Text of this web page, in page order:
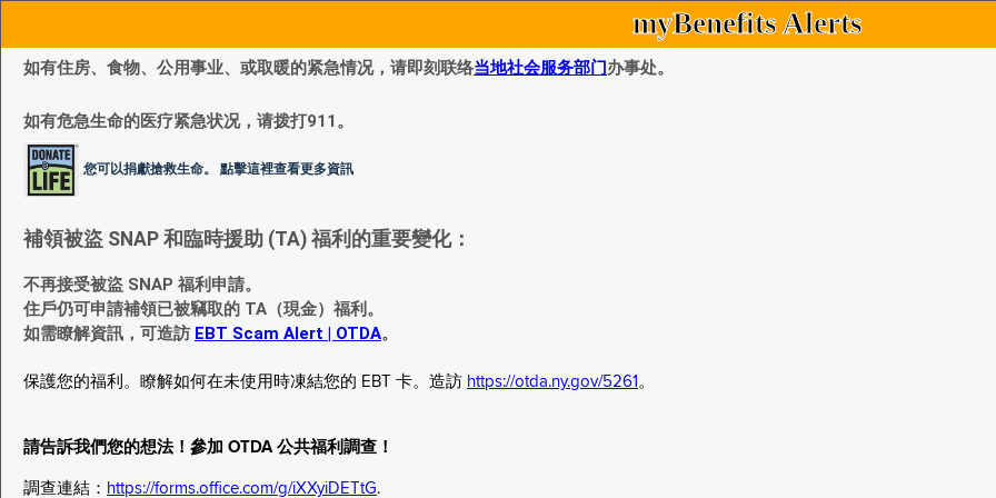
myBenefits Alerts
如有住房、食物、公用事业、或取暖的紧急情况，请即刻联络当地社会服务部门办事处。
如有危急生命的医疗紧急状况，请拨打911。
您可以捐獻搶救生命。 點擊這裡查看更多資訊
補領被盜 SNAP 和臨時援助 (TA) 福利的重要變化：
不再接受被盜 SNAP 福利申請。
住戶仍可申請補領已被竊取的 TA（現金）福利。
如需瞭解資訊，可造訪 EBT Scam Alert | OTDA。
保護您的福利。瞭解如何在未使用時凍結您的 EBT 卡。造訪 https://otda.ny.gov/5261 。
請告訴我們您的想法！參加 OTDA 公共福利調查！
調查連結： https://forms.office.com/g/iXXyiDETtG.